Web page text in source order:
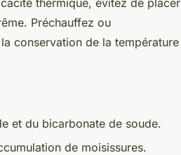
Préchauffez ou
conservation de la température
et du bicarbonate de soude.
de moisissures.